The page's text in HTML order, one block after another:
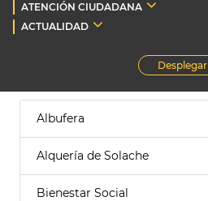
ATENCIÓN CIUDADANA
ACTUALIDAD
Desplegar
Albufera
Alquería de Solache
Bienestar Social